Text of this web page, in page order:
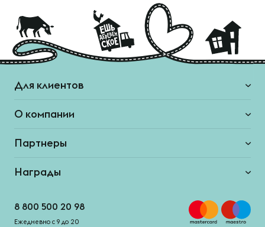
Для клиентов
О компании
Партнеры
Награды
8 800 500 20 98
Ежедневно с 9 до 20